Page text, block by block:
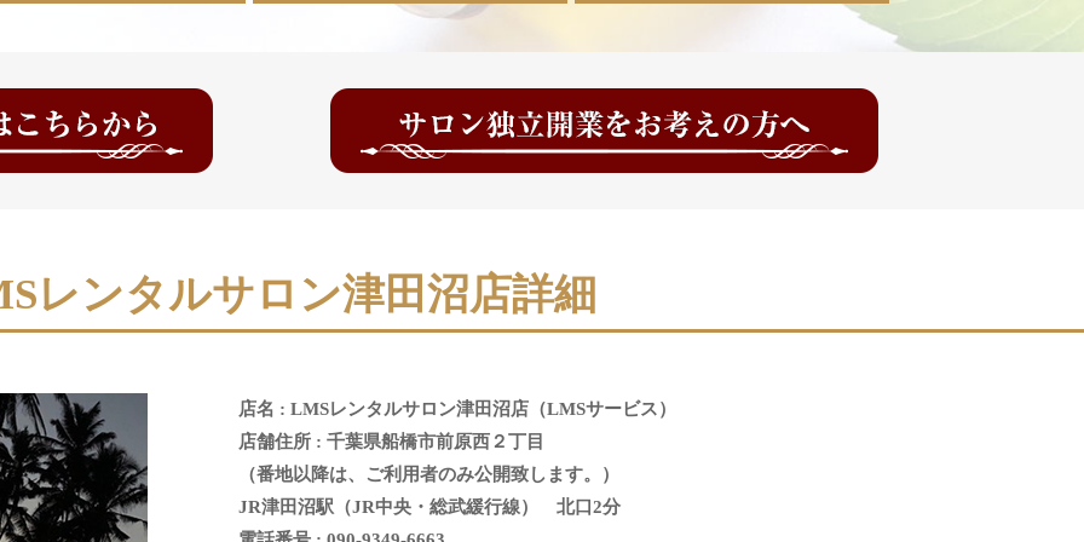
レンタルサロン津田沼店詳細
店名 : LMSレンタルサロン津田沼店（LMSサービス）
店舗住所 : 千葉県船橋市前原西２丁目
（番地以降は、ご利用者のみ公開致します。）
JR津田沼駅（JR中央・総武緩行線） 北口2分